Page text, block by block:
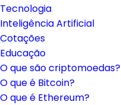
Tecnologia
Inteligência Artificial
Cotações
Educação
O que são criptomoedas?
O que é Bitcoin?
O que é Ethereum?